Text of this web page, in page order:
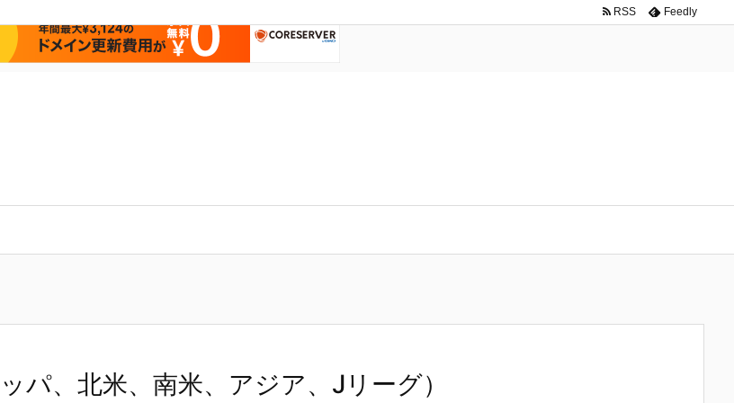
RSS Feedly
パ、北米、南米、アジア、Jリーグ）